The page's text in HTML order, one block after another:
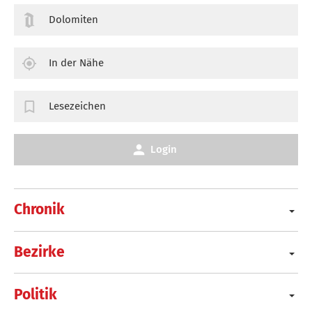
Chronik
Bezirke
Politik
Dolomiten
In der Nähe
Lesezeichen
Login